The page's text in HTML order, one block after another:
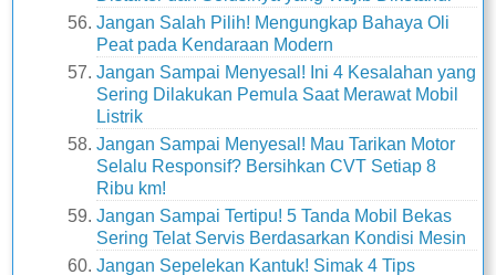
Jangan Salah Pilih! Mengungkap Bahaya Oli
Peat pada Kendaraan Modern
Jangan Sampai Menyesal! Ini 4 Kesalahan yang
Sering Dilakukan Pemula Saat Merawat Mobil
Listrik
Jangan Sampai Menyesal! Mau Tarikan Motor
Selalu Responsif? Bersihkan CVT Setiap 8
Ribu km!
Jangan Sampai Tertipu! 5 Tanda Mobil Bekas
Sering Telat Servis Berdasarkan Kondisi Mesin
Jangan Sepelekan Kantuk! Simak 4 Tips